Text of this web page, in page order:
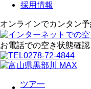
採用情報
オンラインでカンタン予
お電話での空き状態確
0278-72-4844
ツア一